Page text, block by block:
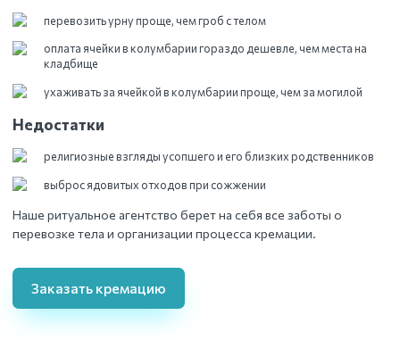
перевозить урну проще, чем гроб с телом
оплата ячейки в колумбарии гораздо дешевле, чем места на
кладбище
ухаживать за ячейкой в колумбарии проще, чем за могилой
Недостатки
религиозные взгляды усопшего и его близких родственников
выброс ядовитых отходов при сожжении
Наше ритуальное агентство берет на себя все заботы о
перевозке тела и организации процесса кремации.
Заказать кремацию